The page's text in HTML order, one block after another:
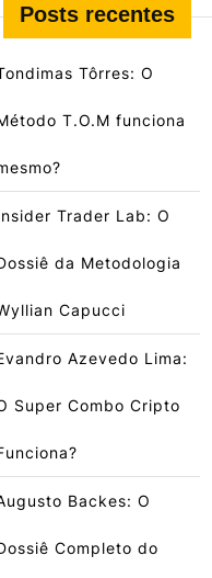
Posts recentes
Tôrres: O
T.O.M funciona
Trader Lab: O
da Metodologia
Capucci
Azevedo Lima:
Super Combo Cripto
Backes: O
Completo do